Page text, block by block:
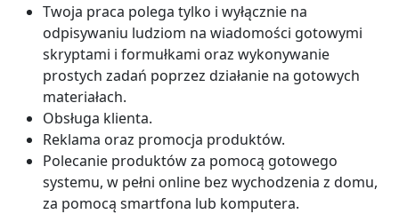
Twoja praca polega tylko i wyłącznie na
odpisywaniu ludziom na wiadomości gotowymi
skryptami i formułkami oraz wykonywanie
prostych zadań poprzez działanie na gotowych
materiałach.
Obsługa klienta.
Reklama oraz promocja produktów.
Polecanie produktów za pomocą gotowego
systemu, w pełni online bez wychodzenia z domu,
za pomocą smartfona lub komputera.